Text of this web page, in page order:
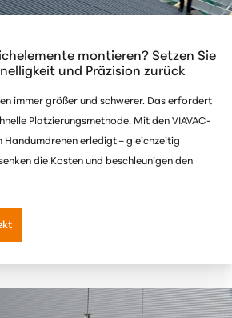
montieren? Setzen Sie
und Präzision zurück
immer größer und schwerer. Das erfordert
Platzierungsmethode. Mit den VIAVAC-
Handumdrehen erledigt – gleichzeitig
die Kosten und beschleunigen den